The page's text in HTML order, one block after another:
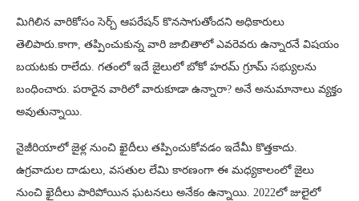
మిగిలిన వారికోసం సెర్చ్ ఆపరేషన్ కొనసాగుతోందని అధికారులు
తెలిపారు.కాగా, తప్పించుకున్న వారి జాబితాలో ఎవరెవరు ఉన్నారనే విషయం
బయటకు రాలేదు. గతంలో ఇదే జైలులో బోకో హరమ్ గ్రూమ్ సభ్యులను
బంధించారు. పరారైన వారిలో వారుకూడా ఉన్నారా? అనే అనుమానాలు వ్యక్తం
అవుతున్నాయి.
నైజీరియాలో జైళ్ల నుంచి ఖైదీలు తప్పించుకోవడం ఇదేమీ కొత్తకాదు.
ఉగ్రవాదుల దాడులు, వసతుల లేమి కారణంగా ఈ మధ్యకాలంలో జైలు
నుంచి ఖైదీలు పారిపోయిన ఘటనలు అనేకం ఉన్నాయి. 2022లో జులైలో